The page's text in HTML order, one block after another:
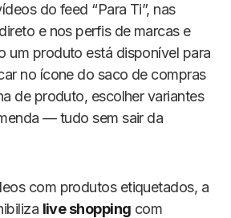
do feed “Para Ti”, nas
e nos perfis de marcas e
um produto está disponível para
no ícone do saco de compras
de produto, escolher variantes
— tudo sem sair da
com produtos etiquetados, a
live shopping com